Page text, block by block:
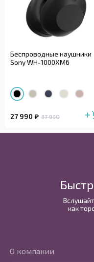
Беспроводные наушники
Sony WH-1000XM6
27 990 37 990
как
О компании